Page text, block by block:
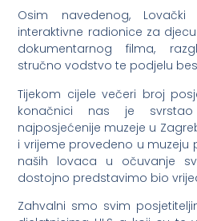
Osim navedenog,
interaktivne radionice za
dokumentarnog filma,
stručno vodstvo te podjelu
Tijekom cijele večeri broj
konačnici nas je
najposjećenije muzeje u
i vrijeme provedeno u muzeju
naših lovaca u očuvanje
dostojno predstavimo bio
Zahvalni smo svim